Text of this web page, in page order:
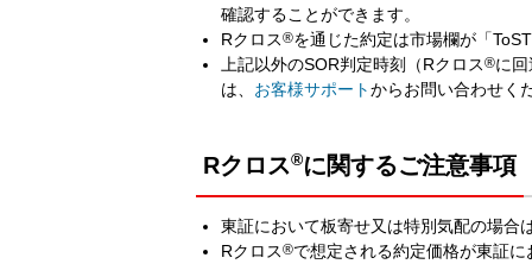
確認することができます。
Rクロス®を通じた約定は市場欄が「
上記以外のSOR判定時刻（Rクロス®に
は、 お客様サポートからお問い合わせく
Rクロス®に関するご注意事項
東証において板寄せ又は特別気配の場合
Rクロス®で想定される約定価格が東証